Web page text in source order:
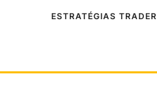
ESTRATÉGIAS TRADER